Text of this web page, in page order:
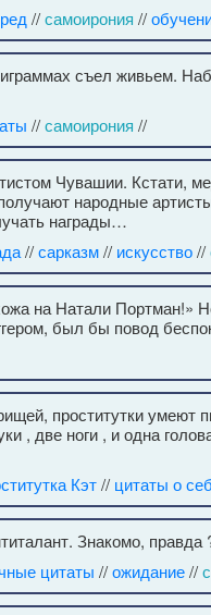
//самоирония //
съел живьем.
//самоирония //
Чувашии. Кстати,
народные
награды…
//сарказм// искусство//
на Натали Портман!»
был бы повод
проститутки умеют
, две ноги , и одна
Кэт// цитаты о
Знакомо, правда
цитаты //ожидание//